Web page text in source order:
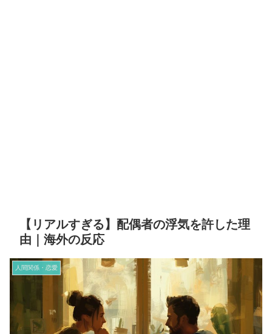
【リアルすぎる】配偶者の浮気を許した理
由｜海外の反応
人間関係・恋愛